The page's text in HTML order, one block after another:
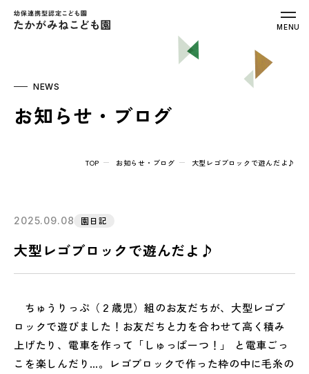
幼保連携型認定こども園 たかがみねこ
MENU
NEWS
お知らせ・ブログ
TOP お知らせ・ブログ 大型レゴブロックで遊んだよ♪
2025.09.08 園日記
大型レゴブロックで遊んだよ♪
ちゅうりっぷ（２歳児）組のお友だちが、大型レゴブ
ロックで遊びました！お友だちと力を合わせて高く積み
上げたり、電車を作って「しゅっぱーつ！」 と電車ごっ
こを楽しんだり…。レゴブロックで作った枠の中に毛糸の